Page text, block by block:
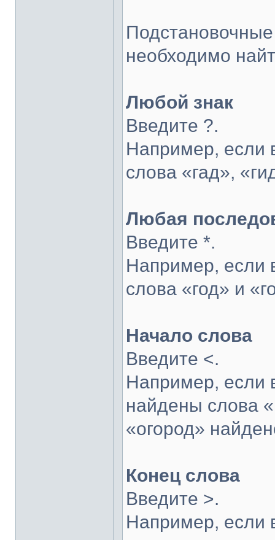
необходимо
Любой знак
Введите ?.
Например, если
слова «гад»,
Любая
Введите *.
Например, если
слова «год» и
Начало слова
Введите <.
Например, если
найдены слова
«огород»
Конец слова
Введите >.
Например, если